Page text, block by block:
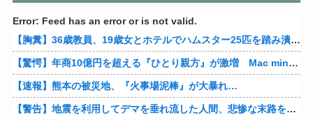
Error: Feed has an error or is not valid.
【胸糞】36歳教員、19歳女とホテルでハムスター25匹を踏み潰すなどして逮捕
【驚愕】年商10億円を超える『ひとり親方』が激増 Mac miniを大量購入しAIを従業員に
【速報】熊本の被災地、『火事場泥棒』が大暴れ…
【警告】地震を利用してデマを垂れ流した人間、悲惨な末路を迎える…